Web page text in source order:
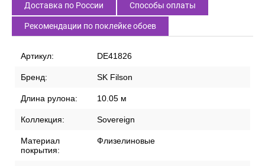
Доставка по России Способы оплаты
Рекомендации по поклейке обоев
Артикул: DE41826
Бренд: SK Filson
Длина рулона: 10.05 м
Коллекция: Sovereign
Материал
покрытия:
Флизелиновые